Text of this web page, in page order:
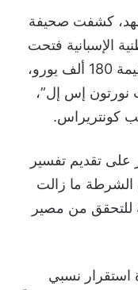
كشفت صحيفة
الإسبانية فتحت
تحقيقاً موازياً في مدفوعات أخرى بقيمة 180 ألف يورو،
نورتون إس إل”،
كونتريراس.
على تقديم تفسير
الشرطة ما زالت
من مصير
استقرار نسبي